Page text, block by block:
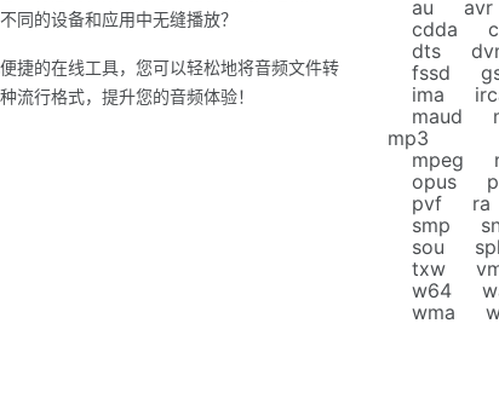
同的设备和应用中无缝播放？
捷的在线工具，您可以轻松地将音频文件转
流行格式，提升您的音频体验！
au
avr
cdda
dts
fssd
ima
maud
mp3
mpeg
opus
pvf
ra
smp
sou
txw
w64
wma